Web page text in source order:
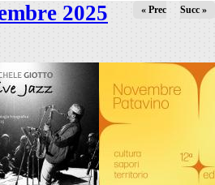
2025 « Prec Succ »